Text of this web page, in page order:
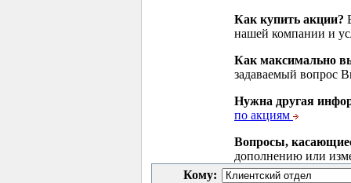
Как купить акции?
нашей компании и
Как максимально
задаваемый вопрос
Нужна другая
по акциям
Вопросы,
дополнению или
Кому: